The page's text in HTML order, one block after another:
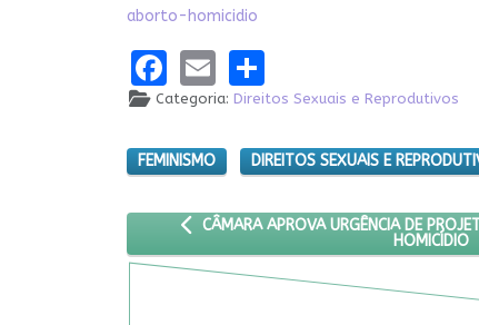
aborto-homicidio
Facebook
Email
Categoria: Direitos Sexuais e Reprodutivos
FEMINISMO DIREITOS SEXUAIS E
ARTIGO ANTERIOR: CÂMARA APROVA
CÂMARA APROVA URGÊNCIA DE
HOMICÍDIO